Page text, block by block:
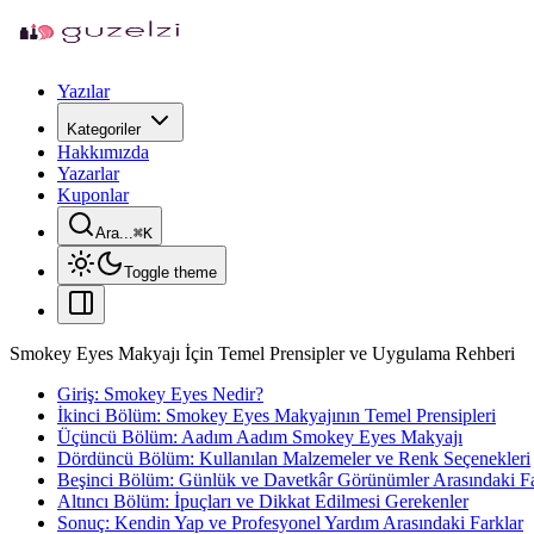
Yazılar
Kategoriler
Hakkımızda
Yazarlar
Kuponlar
Ara...⌘K
Toggle theme
Smokey Eyes Makyajı İçin Temel Prensipler ve Uygulama Rehberi
Giriş: Smokey Eyes Nedir?
İkinci Bölüm: Smokey Eyes Makyajının Temel Prensipleri
Üçüncü Bölüm: Aadım Aadım Smokey Eyes Makyajı
Dördüncü Bölüm: Kullanılan Malzemeler ve Renk Seçenekleri
Beşinci Bölüm: Günlük ve Davetkâr Görünümler Arasındaki
Altıncı Bölüm: İpuçları ve Dikkat Edilmesi Gerekenler
Sonuç: Kendin Yap ve Profesyonel Yardım Arasındaki Farklar